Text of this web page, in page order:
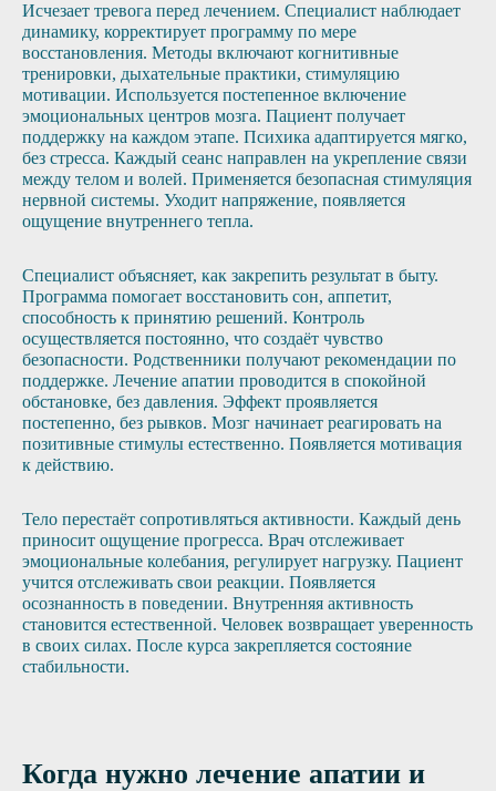
Исчезает тревога перед лечением. Специалист наблюдает
динамику, корректирует программу по мере
восстановления. Методы включают когнитивные
тренировки, дыхательные практики, стимуляцию
мотивации. Используется постепенное включение
эмоциональных центров мозга. Пациент получает
поддержку на каждом этапе. Психика адаптируется мягко,
без стресса. Каждый сеанс направлен на укрепление связи
между телом и волей. Применяется безопасная стимуляция
нервной системы. Уходит напряжение, появляется
ощущение внутреннего тепла.
Специалист объясняет, как закрепить результат в быту.
Программа помогает восстановить сон, аппетит,
способность к принятию решений. Контроль
осуществляется постоянно, что создаёт чувство
безопасности. Родственники получают рекомендации по
поддержке. Лечение апатии проводится в спокойной
обстановке, без давления. Эффект проявляется
постепенно, без рывков. Мозг начинает реагировать на
позитивные стимулы естественно. Появляется мотивация
к действию.
Тело перестаёт сопротивляться активности. Каждый день
приносит ощущение прогресса. Врач отслеживает
эмоциональные колебания, регулирует нагрузку. Пациент
учится отслеживать свои реакции. Появляется
осознанность в поведении. Внутренняя активность
становится естественной. Человек возвращает уверенность
в своих силах. После курса закрепляется состояние
стабильности.
Когда нужно лечение апатии и